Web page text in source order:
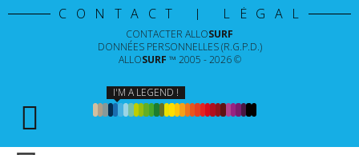
CONTACT | LÉGAL
CONTACTER ALLOSURF
DONNÉES PERSONNELLES (R.G.P.D.)
ALLOSURF ™ 2005 - 2026 ©
I'M A LEGEND !